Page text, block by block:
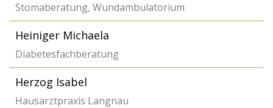
Stomaberatung, Wundambulatorium
Heiniger Michaela
Diabetesfachberatung
Herzog Isabel
Hausarztpraxis Langnau